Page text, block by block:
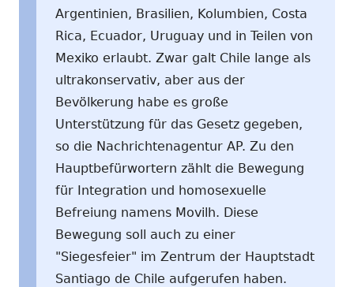
Argentinien, Brasilien, Kolumbien, Costa
Rica, Ecuador, Uruguay und in Teilen von
Mexiko erlaubt. Zwar galt Chile lange als
ultrakonservativ, aber aus der
Bevölkerung habe es große
Unterstützung für das Gesetz gegeben,
so die Nachrichtenagentur AP. Zu den
Hauptbefürwortern zählt die Bewegung
für Integration und homosexuelle
Befreiung namens Movilh. Diese
Bewegung soll auch zu einer
"Siegesfeier" im Zentrum der Hauptstadt
Santiago de Chile aufgerufen haben.